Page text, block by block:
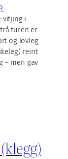
vitjing i
turen er
og lovleg
reint
– men gav